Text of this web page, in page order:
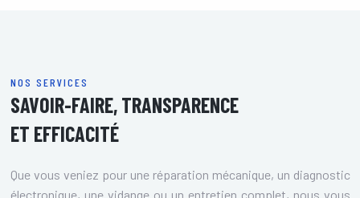
NOS SERVICES
SAVOIR-FAIRE, TRANSPARENCE
ET EFFICACITÉ
Que vous veniez pour une réparation mécanique, un diagnostic
électronique, une vidange ou un entretien complet, nous vous